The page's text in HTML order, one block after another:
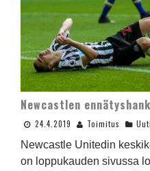
Newcastlen
24.4.2019 Toimitus
Newcastle Unitedin
on loppukauden sivussa